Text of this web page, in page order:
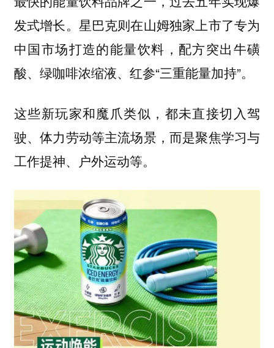
发式增长。星巴克则在山姆独家上市了专为
中国市场打造的能量饮料，配方突出牛磺
酸、绿咖啡浓缩液、红参“三重能量加持”。
这些新玩家和魔爪类似，都未直接切入驾
驶、体力劳动等主流场景，而是聚焦学习与
工作提神、户外运动等。